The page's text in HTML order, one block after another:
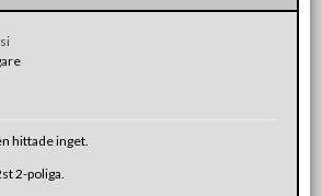
hittade inget.
2-poliga.